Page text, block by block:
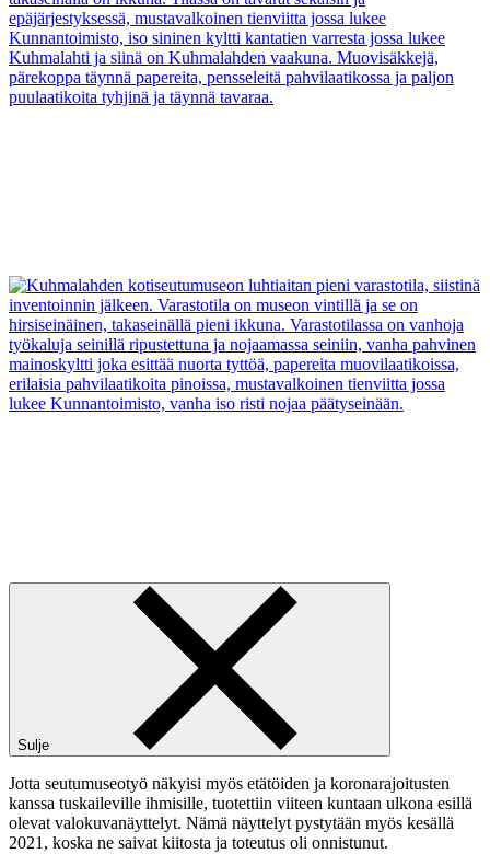
Sulje
Jotta seutumuseotyö näkyisi myös etätöiden ja koronarajoitusten
kanssa tuskaileville ihmisille, tuotettiin viiteen kuntaan ulkona esillä
olevat valokuvanäyttelyt. Nämä näyttelyt pystytään myös kesällä
2021, koska ne saivat kiitosta ja toteutus oli onnistunut.